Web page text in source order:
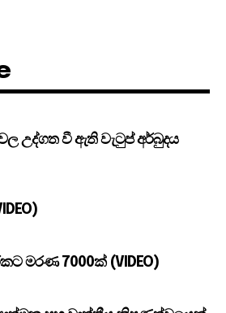
උද්ගත වී ඇති වැටුප් අර්බුදය
මරණ 7000ක් (VIDEO)